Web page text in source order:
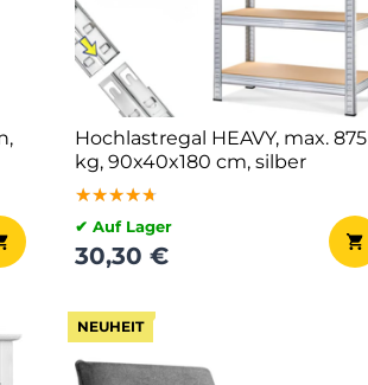
Hochlastregal HEAVY, max. 875
kg, 90x40x180 cm, silber
★★★★★
★★★★★
★★★★★
✔ Auf Lager
30,30 €
NEUHEIT